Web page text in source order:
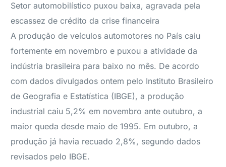
Setor automobilístico puxou baixa, agravada pela
escassez de crédito da crise financeira
A produção de veículos automotores no País caiu
fortemente em novembro e puxou a atividade da
indústria brasileira para baixo no mês. De acordo
com dados divulgados ontem pelo Instituto Brasileiro
de Geografia e Estatística (IBGE), a produção
industrial caiu 5,2% em novembro ante outubro, a
maior queda desde maio de 1995. Em outubro, a
produção já havia recuado 2,8%, segundo dados
revisados pelo IBGE.